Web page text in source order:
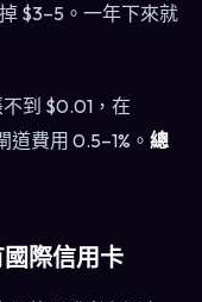
$3–5。一年下來就
到 $0.01，在
費用 0.5–1%。 總
際信用卡